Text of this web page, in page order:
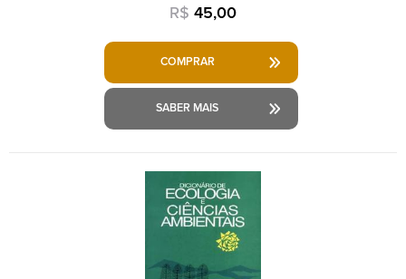
R$ 45,00
COMPRAR
SABER MAIS